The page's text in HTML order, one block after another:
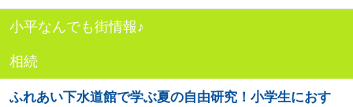
小平なんでも街情報♪
相続
ふれあい下水道館で学ぶ夏の自由研究！小学生におす